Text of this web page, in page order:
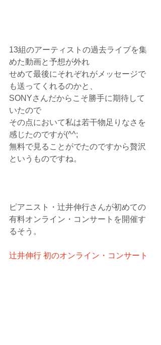
13組のアーティストの過去ライブを集
めた動画と予想が外れ
せめて最後にそれぞれがメッセージで
も送ってくれるのかと、
SONYさんだからこそ勝手に期待して
いたので
その点において私は若干物足りなさを
感じたのですが(^^;
無料で見ることがでたのですから贅沢
というものですね。
ピアニスト・辻井伸行さんが初めての
有料オンライン・コンサートを開催す
るそう。
辻井伸行 初のオンライン・コンサート